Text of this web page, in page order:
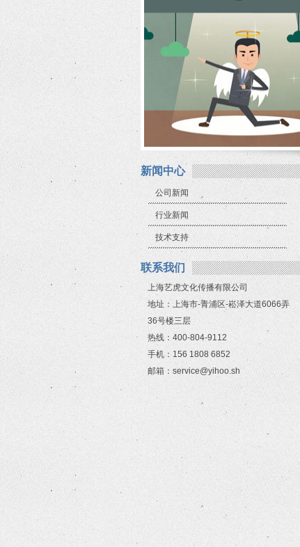
新闻中心
公司新闻
行业新闻
技术支持
联系我们
上海艺虎文化传播有限公司
地址：上海市-青浦区-崧泽大道6066弄
36号楼三层
热线：400-804-9112
手机：156 1808 6852
邮箱：service@yihoo.sh